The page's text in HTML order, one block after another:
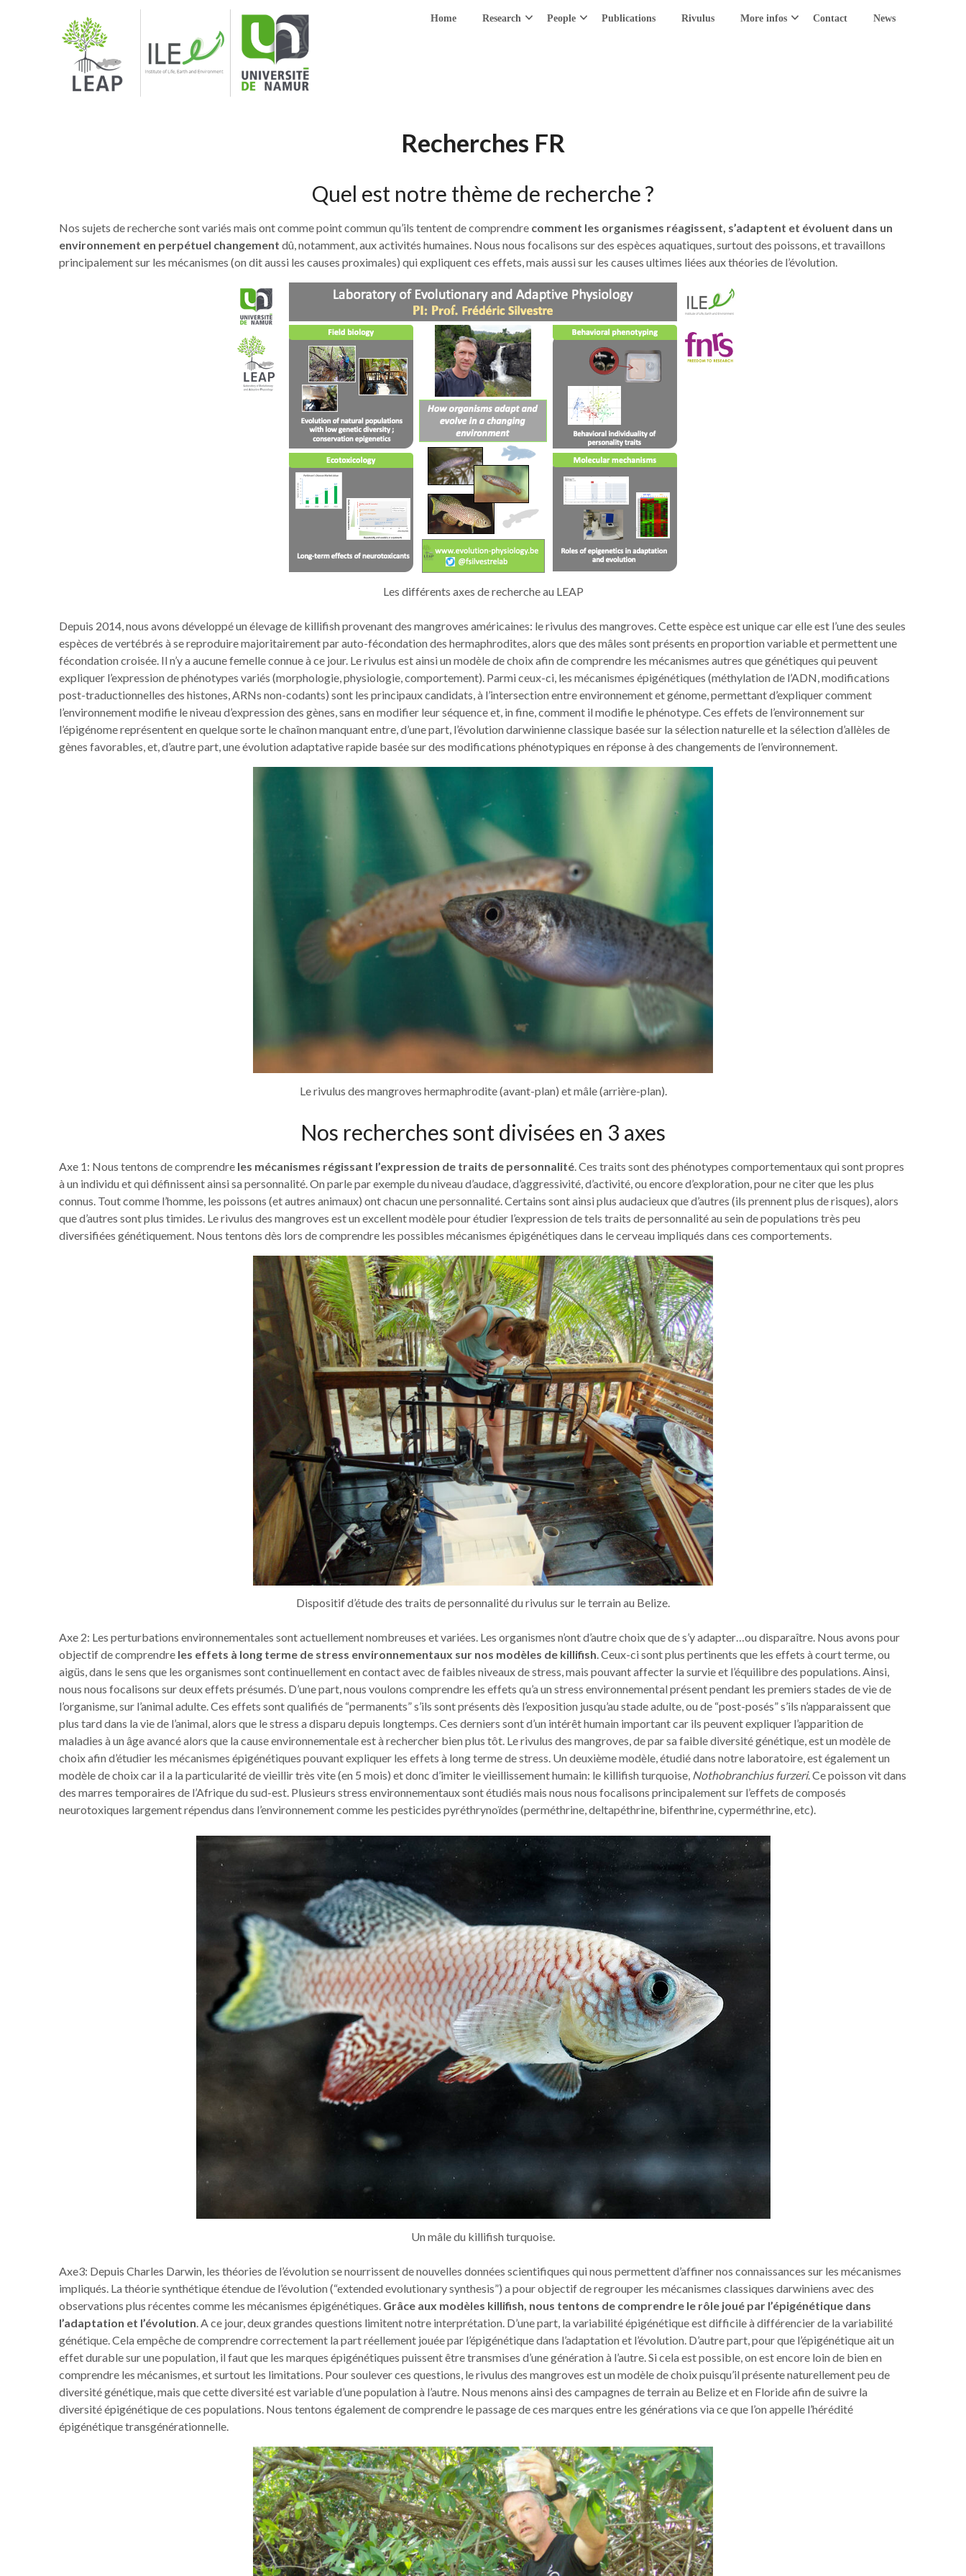
Home Research People Publications Rivulus More infos Contact News
Recherches FR
Quel est notre thème de recherche ?
Nos sujets de recherche sont variés mais ont comme point commun qu’ils tentent de comprendre comment les organismes réagissent, s’adaptent et évoluent dans un
environnement en perpétuel changement dû, notamment, aux activités humaines. Nous nous focalisons sur des espèces aquatiques, surtout des poissons, et travaillons
principalement sur les mécanismes (on dit aussi les causes proximales) qui expliquent ces effets, mais aussi sur les causes ultimes liées aux théories de l’évolution.
Les différents axes de recherche au LEAP
Depuis 2014, nous avons développé un élevage de killifish provenant des mangroves américaines: le rivulus des mangroves. Cette espèce est unique car elle est l’une des seules
espèces de vertébrés à se reproduire majoritairement par auto-fécondation des hermaphrodites, alors que des mâles sont présents en proportion variable et permettent une
fécondation croisée. Il n’y a aucune femelle connue à ce jour. Le rivulus est ainsi un modèle de choix afin de comprendre les mécanismes autres que génétiques qui peuvent
expliquer l’expression de phénotypes variés (morphologie, physiologie, comportement). Parmi ceux-ci, les mécanismes épigénétiques (méthylation de l’ADN, modifications
post-traductionnelles des histones, ARNs non-codants) sont les principaux candidats, à l’intersection entre environnement et génome, permettant d’expliquer comment
l’environnement modifie le niveau d’expression des gènes, sans en modifier leur séquence et, in fine, comment il modifie le phénotype. Ces effets de l’environnement sur
l’épigénome représentent en quelque sorte le chaînon manquant entre, d’une part, l’évolution darwinienne classique basée sur la sélection naturelle et la sélection d’allèles de
gènes favorables, et, d’autre part, une évolution adaptative rapide basée sur des modifications phénotypiques en réponse à des changements de l’environnement.
Le rivulus des mangroves hermaphrodite (avant-plan) et mâle (arrière-plan).
Nos recherches sont divisées en 3 axes
Axe 1: Nous tentons de comprendre les mécanismes régissant l’expression de traits de personnalité. Ces traits sont des phénotypes comportementaux qui sont propres
à un individu et qui définissent ainsi sa personnalité. On parle par exemple du niveau d’audace, d’aggressivité, d’activité, ou encore d’exploration, pour ne citer que les plus
connus. Tout comme l’homme, les poissons (et autres animaux) ont chacun une personnalité. Certains sont ainsi plus audacieux que d’autres (ils prennent plus de risques), alors
que d’autres sont plus timides. Le rivulus des mangroves est un excellent modèle pour étudier l’expression de tels traits de personnalité au sein de populations très peu
diversifiées génétiquement. Nous tentons dès lors de comprendre les possibles mécanismes épigénétiques dans le cerveau impliqués dans ces comportements.
Dispositif d’étude des traits de personnalité du rivulus sur le terrain au Belize.
Axe 2: Les perturbations environnementales sont actuellement nombreuses et variées. Les organismes n’ont d’autre choix que de s’y adapter…ou disparaître. Nous avons pour
objectif de comprendre les effets à long terme de stress environnementaux sur nos modèles de killifish. Ceux-ci sont plus pertinents que les effets à court terme, ou
aigüs, dans le sens que les organismes sont continuellement en contact avec de faibles niveaux de stress, mais pouvant affecter la survie et l’équilibre des populations. Ainsi,
nous nous focalisons sur deux effets présumés. D’une part, nous voulons comprendre les effets qu’a un stress environnemental présent pendant les premiers stades de vie de
l’organisme, sur l’animal adulte. Ces effets sont qualifiés de “permanents” s’ils sont présents dès l’exposition jusqu’au stade adulte, ou de “post-posés” s’ils n’apparaissent que
plus tard dans la vie de l’animal, alors que le stress a disparu depuis longtemps. Ces derniers sont d’un intérêt humain important car ils peuvent expliquer l’apparition de
maladies à un âge avancé alors que la cause environnementale est à rechercher bien plus tôt. Le rivulus des mangroves, de par sa faible diversité génétique, est un modèle de
choix afin d’étudier les mécanismes épigénétiques pouvant expliquer les effets à long terme de stress. Un deuxième modèle, étudié dans notre laboratoire, est également un
modèle de choix car il a la particularité de vieillir très vite (en 5 mois) et donc d’imiter le vieillissement humain: le killifish turquoise, Nothobranchius furzeri. Ce poisson vit dans
des marres temporaires de l’Afrique du sud-est. Plusieurs stress environnementaux sont étudiés mais nous nous focalisons principalement sur l’effets de composés
neurotoxiques largement répendus dans l’environnement comme les pesticides pyréthrynoïdes (perméthrine, deltapéthrine, bifenthrine, cyperméthrine, etc).
Un mâle du killifish turquoise.
Axe3: Depuis Charles Darwin, les théories de l’évolution se nourrissent de nouvelles données scientifiques qui nous permettent d’affiner nos connaissances sur les mécanismes
impliqués. La théorie synthétique étendue de l’évolution (“extended evolutionary synthesis”) a pour objectif de regrouper les mécanismes classiques darwiniens avec des
observations plus récentes comme les mécanismes épigénétiques. Grâce aux modèles killifish, nous tentons de comprendre le rôle joué par l’épigénétique dans
l’adaptation et l’évolution. A ce jour, deux grandes questions limitent notre interprétation. D’une part, la variabilité épigénétique est difficile à différencier de la variabilité
génétique. Cela empêche de comprendre correctement la part réellement jouée par l’épigénétique dans l’adaptation et l’évolution. D’autre part, pour que l’épigénétique ait un
effet durable sur une population, il faut que les marques épigénétiques puissent être transmises d’une génération à l’autre. Si cela est possible, on est encore loin de bien en
comprendre les mécanismes, et surtout les limitations. Pour soulever ces questions, le rivulus des mangroves est un modèle de choix puisqu’il présente naturellement peu de
diversité génétique, mais que cette diversité est variable d’une population à l’autre. Nous menons ainsi des campagnes de terrain au Belize et en Floride afin de suivre la
diversité épigénétique de ces populations. Nous tentons également de comprendre le passage de ces marques entre les générations via ce que l’on appelle l’hérédité
épigénétique transgénérationnelle.